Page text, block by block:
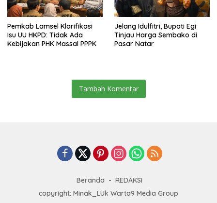
Pemkab Lamsel Klarifikasi
Isu UU HKPD: Tidak Ada
Kebijakan PHK Massal PPPK
Jelang Idulfitri, Bupati Egi
Tinjau Harga Sembako di
Pasar Natar
Tambah Komentar
Beranda
REDAKSI
copyright: Minak_LUk Warta9 Media Group